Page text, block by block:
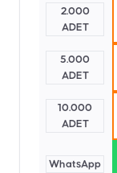
2.000
ADET
5.000
ADET
10.000
ADET
WhatsApp